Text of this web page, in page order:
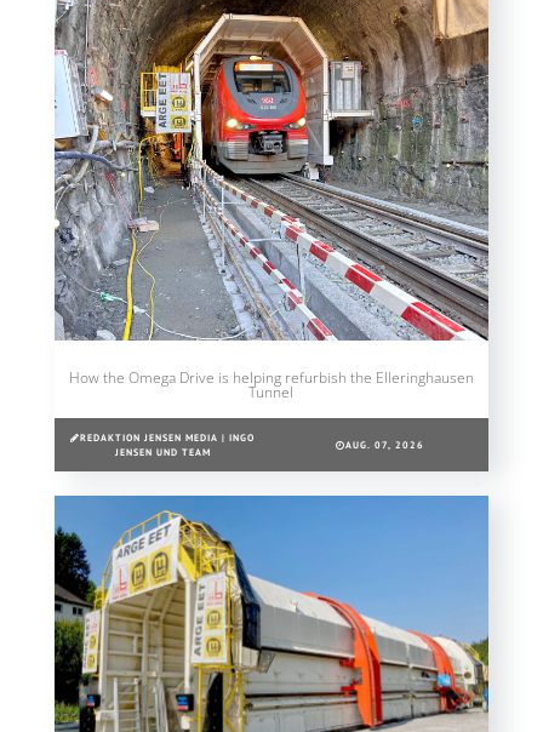
How the Omega Drive is helping refurbish the Elleringhausen
Tunnel
REDAKTION JENSEN MEDIA | INGO
JENSEN UND TEAM
AUG. 07, 2026